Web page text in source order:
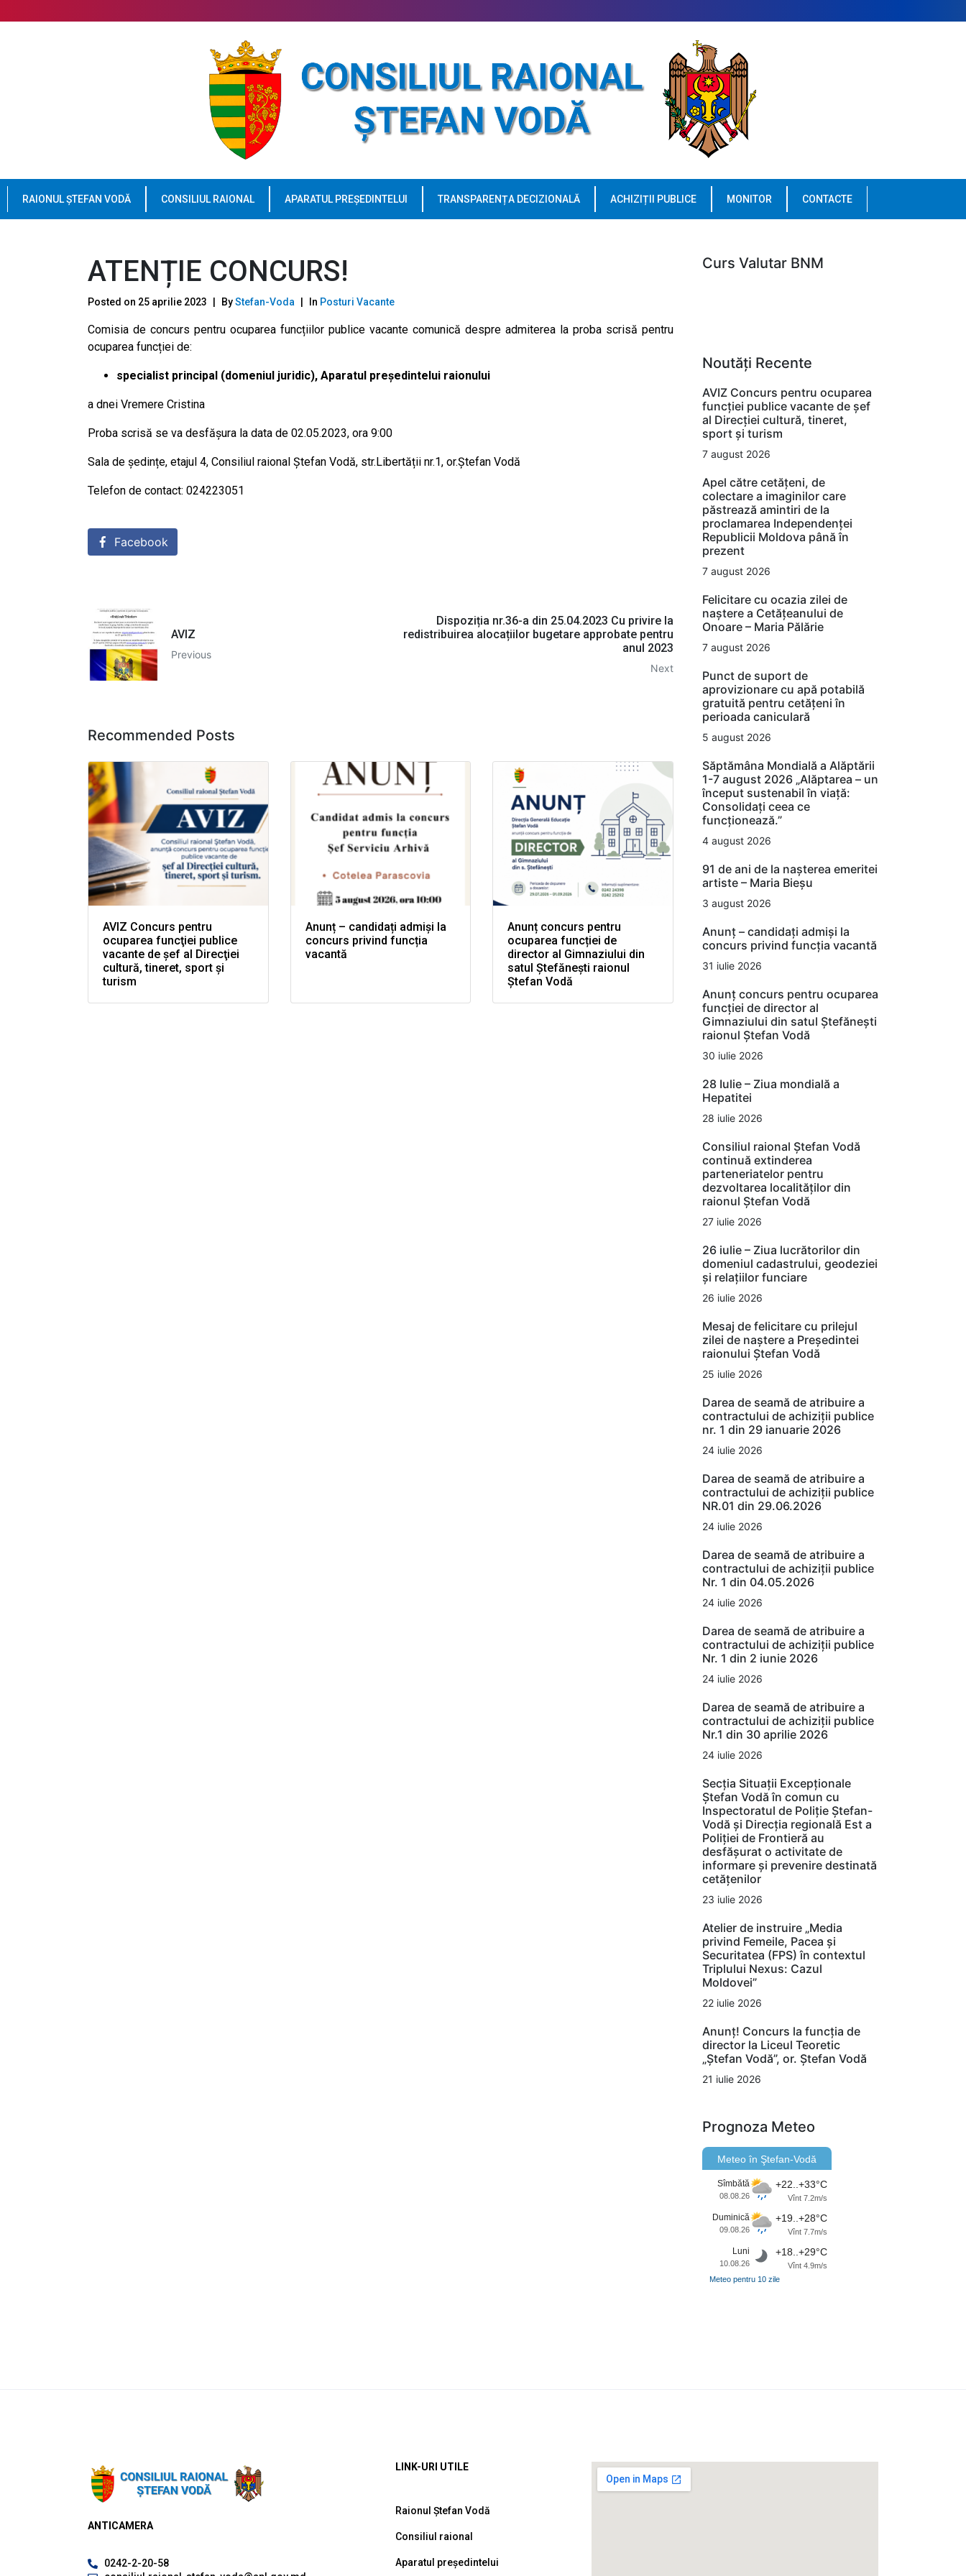
RAIONUL ȘTEFAN VODĂ CONSILIUL RAIONAL APARATUL PREȘEDINTELUI TRANSPARENȚA DECIZIONALĂ ACHIZIȚII PUBLICE MONITOR CONTACTE
ATENȚIE CONCURS!
Posted on 25 aprilie 2023 ByStefan-Voda In Posturi Vacante
Comisia de concurs pentru ocuparea funcțiilor publice vacante comunică despre admiterea la proba scrisă pentru
ocuparea funcției de:
specialist principal (domeniul juridic), Aparatul președintelui raionului
a dnei Vremere Cristina
Proba scrisă se va desfășura la data de 02.05.2023, ora 9:00
Sala de ședințe, etajul 4, Consiliul raional Ștefan Vodă, str.Libertății nr.1, or.Ștefan Vodă
Telefon de contact: 024223051
Facebook
AVIZ
Previous
Dispoziția nr.36-a din 25.04.2023 Cu privire la
redistribuirea alocațiilor bugetare approbate pentru
anul 2023
Next
Recommended Posts
AVIZ Concurs pentru
ocuparea funcţiei publice
vacante de şef al Direcţiei
cultură, tineret, sport şi
turism
Anunț – candidați admiși la
concurs privind funcția
vacantă
Anunț concurs pentru
ocuparea funcției de
director al Gimnaziului din
satul Ștefănești raionul
Ștefan Vodă
Curs Valutar BNM
Noutăți Recente
AVIZ Concurs pentru ocuparea
funcţiei publice vacante de şef
al Direcţiei cultură, tineret,
sport şi turism
7 august 2026
Apel către cetățeni, de
colectare a imaginilor care
păstrează amintiri de la
proclamarea Independenței
Republicii Moldova până în
prezent
7 august 2026
Felicitare cu ocazia zilei de
naștere a Cetățeanului de
Onoare – Maria Pălărie
7 august 2026
Punct de suport de
aprovizionare cu apă potabilă
gratuită pentru cetățeni în
perioada caniculară
5 august 2026
Săptămâna Mondială a Alăptării
1-7 august 2026 „Alăptarea – un
început sustenabil în viață:
Consolidați ceea ce
funcționează.”
4 august 2026
91 de ani de la nașterea emeritei
artiste – Maria Bieșu
3 august 2026
Anunț – candidați admiși la
concurs privind funcția vacantă
31 iulie 2026
Anunț concurs pentru ocuparea
funcției de director al
Gimnaziului din satul Ștefănești
raionul Ștefan Vodă
30 iulie 2026
28 Iulie – Ziua mondială a
Hepatitei
28 iulie 2026
Consiliul raional Ștefan Vodă
continuă extinderea
parteneriatelor pentru
dezvoltarea localităților din
raionul Ștefan Vodă
27 iulie 2026
26 iulie – Ziua lucrătorilor din
domeniul cadastrului, geodeziei
și relațiilor funciare
26 iulie 2026
Mesaj de felicitare cu prilejul
zilei de naștere a Președintei
raionului Ștefan Vodă
25 iulie 2026
Darea de seamă de atribuire a
contractului de achiziții publice
nr. 1 din 29 ianuarie 2026
24 iulie 2026
Darea de seamă de atribuire a
contractului de achiziții publice
NR.01 din 29.06.2026
24 iulie 2026
Darea de seamă de atribuire a
contractului de achiziții publice
Nr. 1 din 04.05.2026
24 iulie 2026
Darea de seamă de atribuire a
contractului de achiziții publice
Nr. 1 din 2 iunie 2026
24 iulie 2026
Darea de seamă de atribuire a
contractului de achiziții publice
Nr.1 din 30 aprilie 2026
24 iulie 2026
Secția Situații Excepționale
Ștefan Vodă în comun cu
Inspectoratul de Poliție Ștefan-
Vodă și Direcția regională Est a
Poliției de Frontieră au
desfășurat o activitate de
informare și prevenire destinată
cetățenilor
23 iulie 2026
Atelier de instruire „Media
privind Femeile, Pacea și
Securitatea (FPS) în contextul
Triplului Nexus: Cazul
Moldovei”
22 iulie 2026
Anunț! Concurs la funcția de
director la Liceul Teoretic
„Ștefan Vodă”, or. Ștefan Vodă
21 iulie 2026
Prognoza Meteo
Meteo în Ştefan-Vodă
Sîmbătă
08.08.26
+22..+33°C
Vînt 7.2m/s
Duminică
09.08.26
+19..+28°C
Vînt 7.7m/s
Luni
10.08.26
+18..+29°C
Vînt 4.9m/s
Meteo pentru 10 zile
ANTICAMERA
0242-2-20-58
LINK-URI UTILE
Raionul Ștefan Vodă
Consiliul raional
Aparatul președintelui